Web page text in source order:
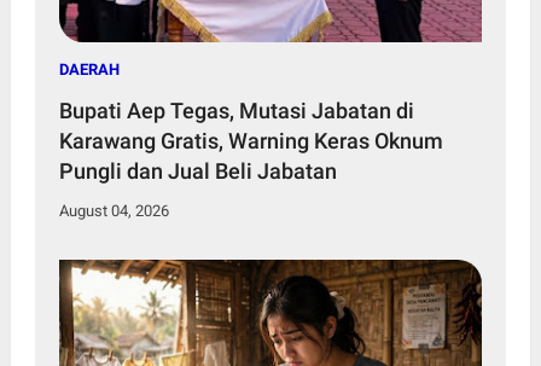
DAERAH
Bupati Aep Tegas, Mutasi Jabatan di
Karawang Gratis, Warning Keras Oknum
Pungli dan Jual Beli Jabatan
August 04, 2026